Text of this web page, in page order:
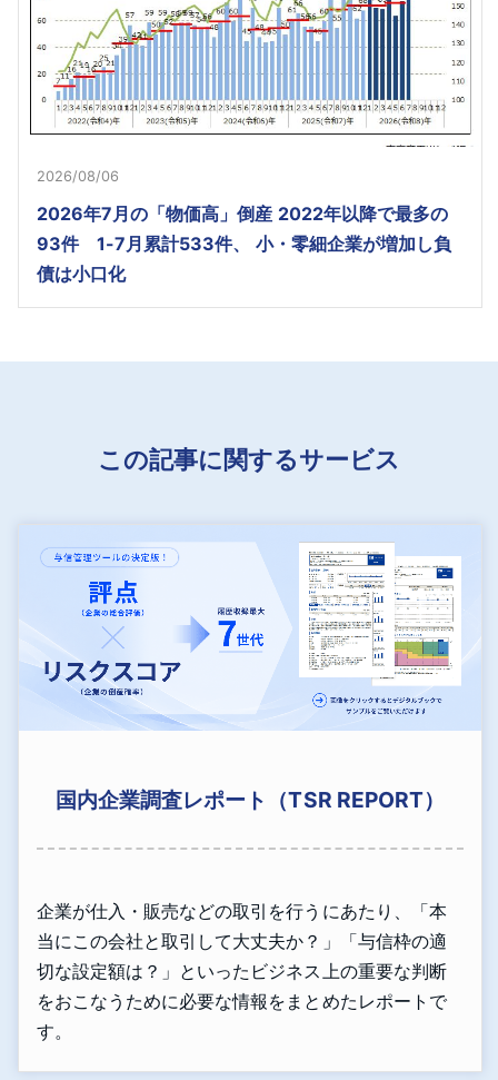
2026/08/06
2026年7月の「物価高」倒産 2022年以降で最多の
93件 1-7月累計533件、 小・零細企業が増加し負
債は小口化
この記事に関するサービス
国内企業調査レポート（TSR REPORT）
企業が仕入・販売などの取引を行うにあたり、「本
当にこの会社と取引して大丈夫か？」「与信枠の適
切な設定額は？」といったビジネス上の重要な判断
をおこなうために必要な情報をまとめたレポートで
す。